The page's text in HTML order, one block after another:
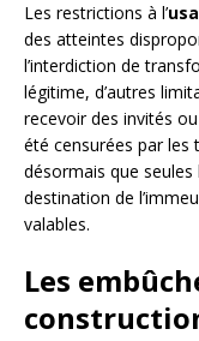
Les restrictions à l’
des atteintes
l’interdiction de
légitime, d’autres
recevoir des invités
été censurées par les
désormais que
destination de
valables.
Les